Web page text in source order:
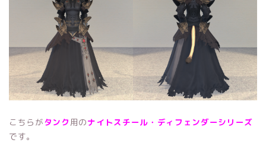
こちらがタンク 用のナイトスチール・ディフェンダーシリーズ
です。